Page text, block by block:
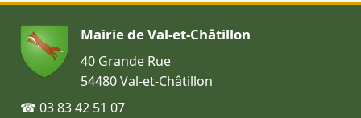
Mairie de Val-et-Châtillon
40 Grande Rue
54480 Val-et-Châtillon
☎ 03 83 42 51 07